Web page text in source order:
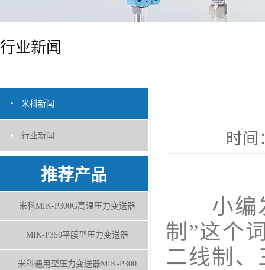
行业新闻
米科新闻
行业新闻
推荐产品
米科MIK-P300G高温压力变送器
MIK-P350平膜型压力变送器
米科通用型压力变送器MIK-P300
时间
小编发
制”这个
二线制